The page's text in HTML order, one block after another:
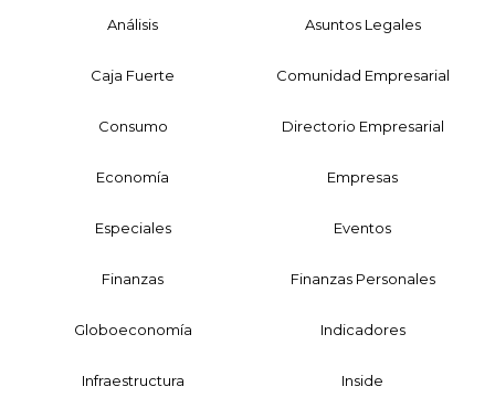
Análisis Asuntos Legales
Caja Fuerte Comunidad Empresarial
Consumo Directorio Empresarial
Economía Empresas
Especiales Eventos
Finanzas Finanzas Personales
Globoeconomía Indicadores
Infraestructura Inside